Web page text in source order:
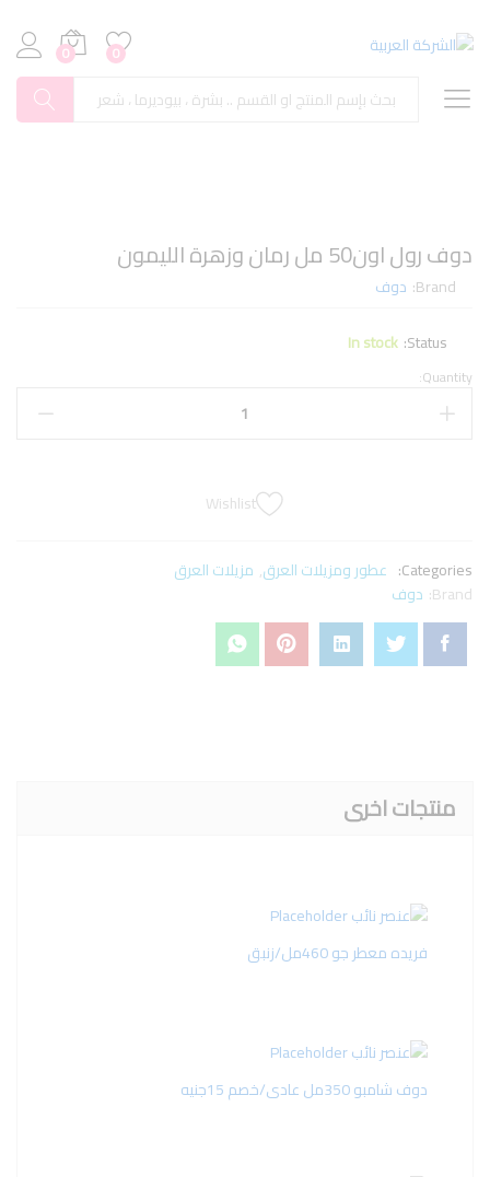
0
0
دوف رول اون50 مل رمان وزهرة الليمون
Brand: دوف
Status:
In stock
Quantity:
Wishlist
Categories: عطور ومزيلات العرق, مزيلات العرق
Brand: دوف
منتجات اخرى
فريده معطر جو 460مل/زنبق
دوف شامبو 350مل عادى/خصم 15جنيه